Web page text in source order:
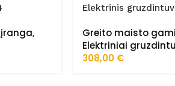
,
Elektrinis
Greito maisto
Elektriniai
308,00 €